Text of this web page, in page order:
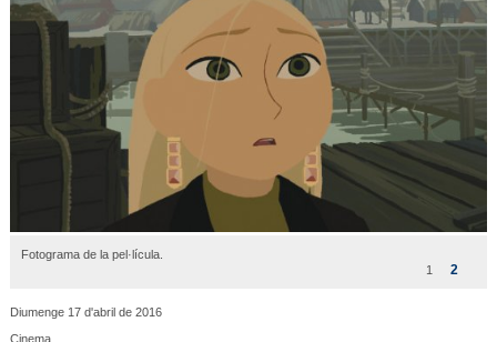
Fotograma de la pel·lícula.
1
2
Diumenge 17 d'abril de 2016
Cinema